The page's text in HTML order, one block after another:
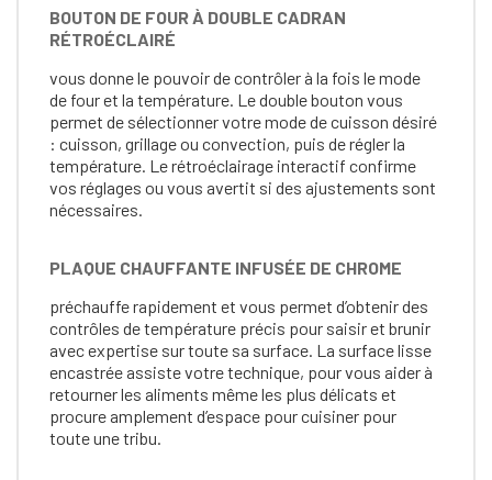
BOUTON DE FOUR À DOUBLE CADRAN
RÉTROÉCLAIRÉ
vous donne le pouvoir de contrôler à la fois le mode
de four et la température. Le double bouton vous
permet de sélectionner votre mode de cuisson désiré
: cuisson, grillage ou convection, puis de régler la
température. Le rétroéclairage interactif confirme
vos réglages ou vous avertit si des ajustements sont
nécessaires.
PLAQUE CHAUFFANTE INFUSÉE DE CHROME
préchauffe rapidement et vous permet d’obtenir des
contrôles de température précis pour saisir et brunir
avec expertise sur toute sa surface. La surface lisse
encastrée assiste votre technique, pour vous aider à
retourner les aliments même les plus délicats et
procure amplement d’espace pour cuisiner pour
toute une tribu.